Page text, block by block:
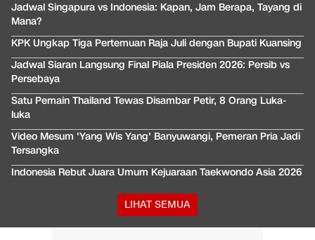
Jadwal Singapura vs Indonesia: Kapan, Jam Berapa, Tayang di
Mana?
KPK Ungkap Tiga Pertemuan Raja Juli dengan Bupati Kuansing
Jadwal Siaran Langsung Final Piala Presiden 2026: Persib vs
Persebaya
Satu Pemain Thailand Tewas Disambar Petir, 8 Orang Luka-
luka
Video Mesum 'Yang Wis Yang' Banyuwangi, Pemeran Pria Jadi
Tersangka
Indonesia Rebut Juara Umum Kejuaraan Taekwondo Asia 2026
LIHAT SEMUA